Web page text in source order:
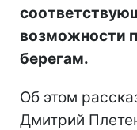
возможности
берегам.
Об этом
Дмитрий